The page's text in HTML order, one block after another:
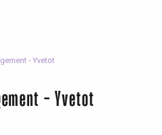
- Yvetot
- Yvetot